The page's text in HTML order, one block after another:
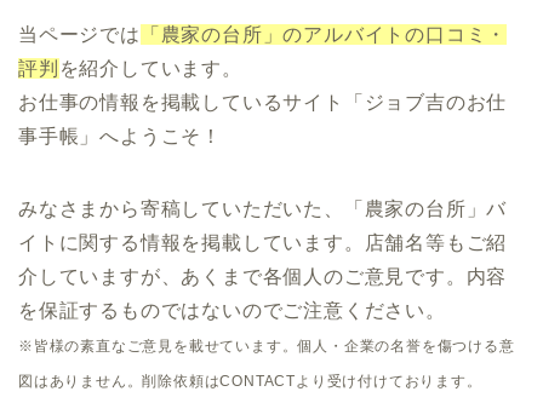
当ページでは
「農家の台所」のアルバイトの口コミ・
評判 を紹介しています。
お仕事の情報を掲載しているサイト「ジョブ吉のお仕
事手帳」へようこそ！
みなさまから寄稿していただいた、「農家の台所」バ
イトに関する情報を掲載しています。店舗名等もご紹
介していますが、あくまで各個人のご意見です。内容
を保証するものではないのでご注意ください。
※皆様の素直なご意見を載せています。個人・企業の名誉を傷つける意
図はありません。削除依頼はCONTACTより受け付けております。